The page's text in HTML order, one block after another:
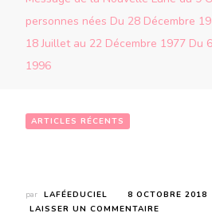
personnes nées Du 28 Décembre
18 Juillet au 22 Décembre 1977 Du
1996
ARTICLES RÉCENTS
par LAFÉEDUCIEL
8 OCTOBRE 2018
LAISSER UN COMMENTAIRE